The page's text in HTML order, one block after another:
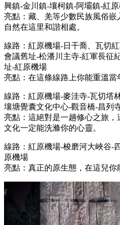
興鎮-金川鎮-壤柯鎮-阿壩鎮-紅
亮點：藏、羌等少數民族風俗
自然在這里和諧相處。
線路：紅原機場-日干喬、瓦切
會議舊址-松潘川主寺-紅軍長征
址-紅原機場
亮點：在這條線路上你能重溫當
線路：紅原機場-麥洼寺-瓦切塔
壤塘覺囊文化中心-觀音橋-昌列
亮點：這絕對是一趟修心之旅
文化一定能洗滌你的心靈。
線路：紅原機場-梭磨河大峽谷-
原機場
亮點：真正的原生態，在這兒你